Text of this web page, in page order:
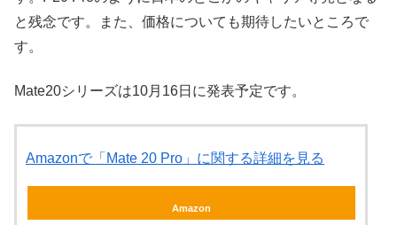
と残念です。また、価格についても期待したいところで
す。
Mate20シリーズは10月16日に発表予定です。
Amazonで「Mate 20 Pro」に関する詳細を見る
Amazon